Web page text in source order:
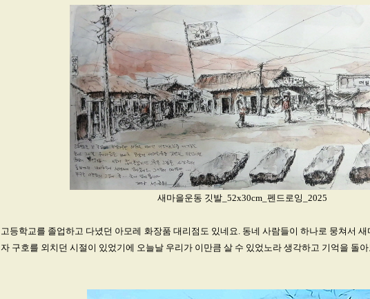
새마을운동 깃발_52x30cm_펜드로잉_2025
고등학교를 졸업하고 다녔던 아모레 화장품 대리점도 있네요. 동네 사람들이 하나로 뭉쳐서
자 구호를 외치던 시절이 있었기에 오늘날 우리가 이만큼 살 수 있었노라 생각하고 기억을 돌